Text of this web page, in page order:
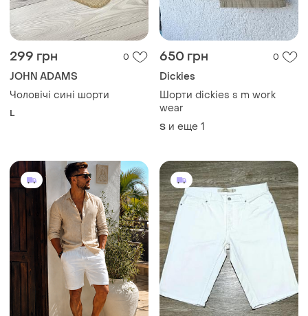
299 грн 0
JOHN ADAMS
Чоловічі сині шорти
L
650 грн 0
Dickies
Шорти dickies s m work
wear
S и еще 1